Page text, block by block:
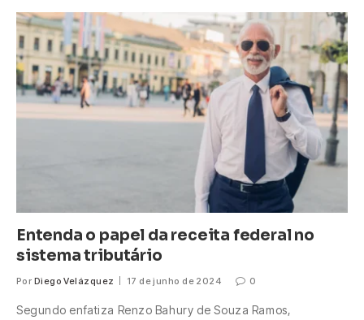
Entenda o papel da receita federal no
sistema tributário
Por Diego Velázquez 17 de junho de 2024 0
Segundo enfatiza Renzo Bahury de Souza Ramos,